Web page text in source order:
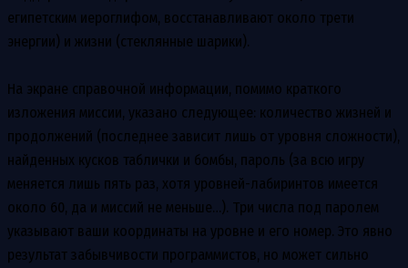
египетским иероглифом, восстанавливают около трети
энергии) и жизни (стеклянные шарики).
На экране справочной информации, помимо краткого
изложения миссии, указано следующее: количество жизней и
продолжений (последнее зависит лишь от уровня сложности),
найденных кусков таблички и бомбы, пароль (за всю игру
меняется лишь пять раз, хотя уровней-лабиринтов имеется
около 60, да и миссий не меньше…). Три числа под паролем
указывают ваши координаты на уровне и его номер. Это явно
результат забывчивости программистов, но может сильно